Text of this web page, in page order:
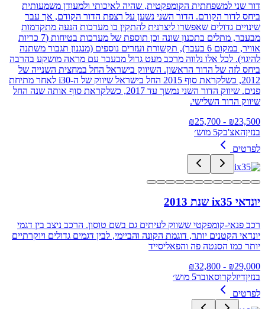
דור שני למשפחתית הקומפקטית, שהיה לאיכותי ולמעודן משמעותית
ביחס לדור הקודם. הדור השני נשען על רצפת הדור הקודם, אך עבר
שינויים גדולים שאפשרו ליצרנית להתקין בו מערכות הנעה מתקדמות
מבעבר, מתלים בתכנון שונה וכן תוספת של מערכות בטיחות (7 כריות
אוויר, במקום 6 בעבר), תקשורת ועזרים נוספים (מנגנון תגבור משתנה
להיגוי). לכל אלו נלווה מרכב מעט גדול מבעבר עם מראה מושקע בהרבה
ביחס לזה של הדור הראשון. השיווק בישראל החל במחצית השנייה של
2012, כשלקראת סוף 2015 החל בישראל שיווק של ה-i30 לאחר מתיחת
פנים. שיווק הדור השני נמשך עד 2017, כשלקראת סוף אותה שנה החל
שיווק הדור השלישי.
₪23,500
- ₪
25,700
בנזיןהאצ'בק5 מוש׳
לפרטים
יונדאי ix35 שנת 2013
רכב פנאי-קומפקטי ששווק לעיתים גם בשם טוסון. הרכב ניצב בין דגמי
יונדאי הקטנים יותר, דוגמת הקונה והביימי, לבין דגמים גדולים ויוקרתיים
יותר כמו הסנטה פה והפאליסייד
₪29,000
- ₪
32,800
בנזיןדיזלקרוסאובר5 מוש׳
לפרטים